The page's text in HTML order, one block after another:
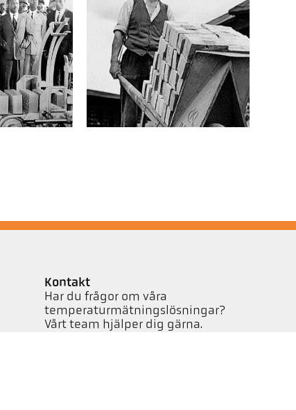
Kontakt
Har du frågor om våra
temperaturmätningslösningar?
Vårt team hjälper dig gärna.